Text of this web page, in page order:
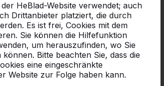
HeBlad-Website verwendet; auch
Drittanbieter platziert, die durch
Es ist frei, Cookies mit dem
Sie können die Hilfefunktion
um herauszufinden, wo Sie
Bitte beachten Sie, dass die
eine eingeschränkte
Website zur Folge haben kann.
vergessen
ein, mit der Sie uns bekannt